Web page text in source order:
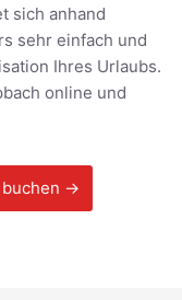
sich anhand
sehr einfach und
Ihres Urlaubs.
online und
buchen →